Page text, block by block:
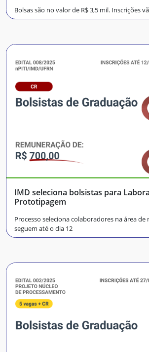
Bolsas são no valor de R$ 3,5 mil. Inscrições
IMD seleciona bolsistas para
Prototipagem
Processo seleciona colaboradores na área de
seguem até o dia 12